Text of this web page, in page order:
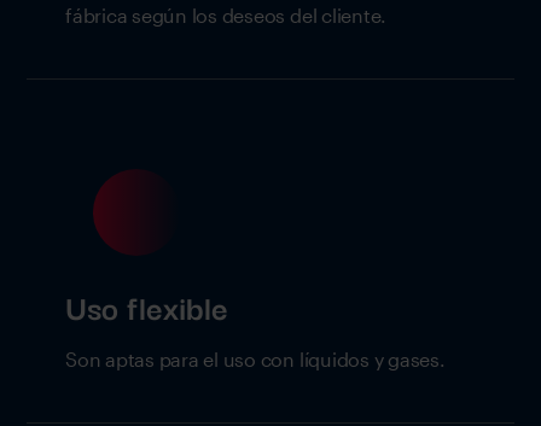
fábrica según los deseos del cliente.
Uso flexible
Son aptas para el uso con líquidos y gases.